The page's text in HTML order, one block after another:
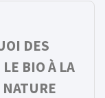
DES
BIO À LA